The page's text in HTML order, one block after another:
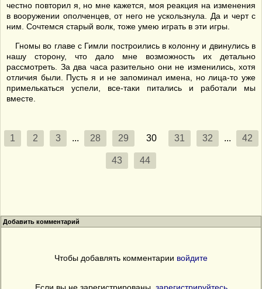
честно повторил я, но мне кажется, моя реакция на изменения
в вооружении ополченцев, от него не ускользнула. Да и черт с
ним. Сочтемся старый волк, тоже умею играть в эти игры.
Гномы во главе с Гимли построились в колонну и двинулись в
нашу сторону, что дало мне возможность их детально
рассмотреть. За два часа разительно они не изменились, хотя
отличия были. Пусть я и не запоминал имена, но лица-то уже
примелькаться успели, все-таки питались и работали мы
вместе.
1 2 3 ... 28 29 30 31 32 ... 42
43 44
Добавить комментарий
Чтобы добавлять комментарии войдите